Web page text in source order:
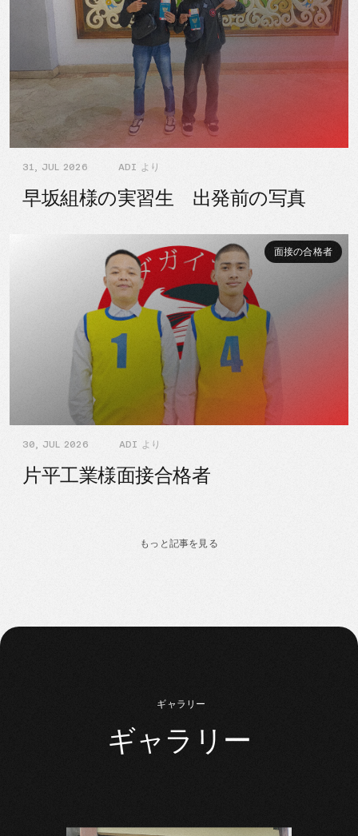
31, JUL 2026 ADI より
早坂組様の実習生 出発前の写真
面接の合格者
30, JUL 2026 ADI より
片平工業様面接合格者
もっと記事を見る
ギャラリー
ギャラリー